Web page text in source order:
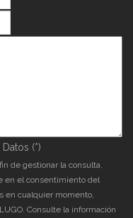
(*)
(*)
de gestionar la consulta,
en el consentimiento del
en cualquier momento,
Consulte la información